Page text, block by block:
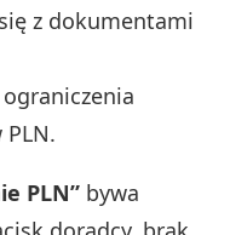
z dokumentami
ograniczenia
PLN” bywa